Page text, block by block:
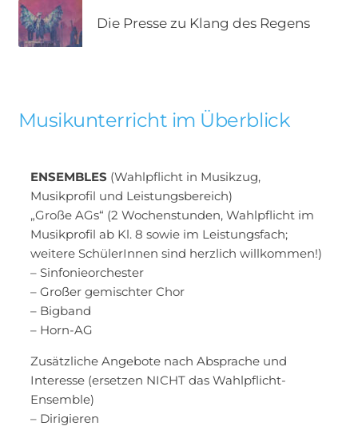
Die Presse zu Klang des Regens
Musikunterricht im Überblick
ENSEMBLES (Wahlpflicht in Musikzug,
Musikprofil und Leistungsbereich)
„Große AGs“ (2 Wochenstunden, Wahlpflicht im
Musikprofil ab Kl. 8 sowie im Leistungsfach;
weitere SchülerInnen sind herzlich willkommen!)
– Sinfonieorchester
– Großer gemischter Chor
– Bigband
– Horn-AG
Zusätzliche Angebote nach Absprache und
Interesse (ersetzen NICHT das Wahlpflicht-
Ensemble)
– Dirigieren